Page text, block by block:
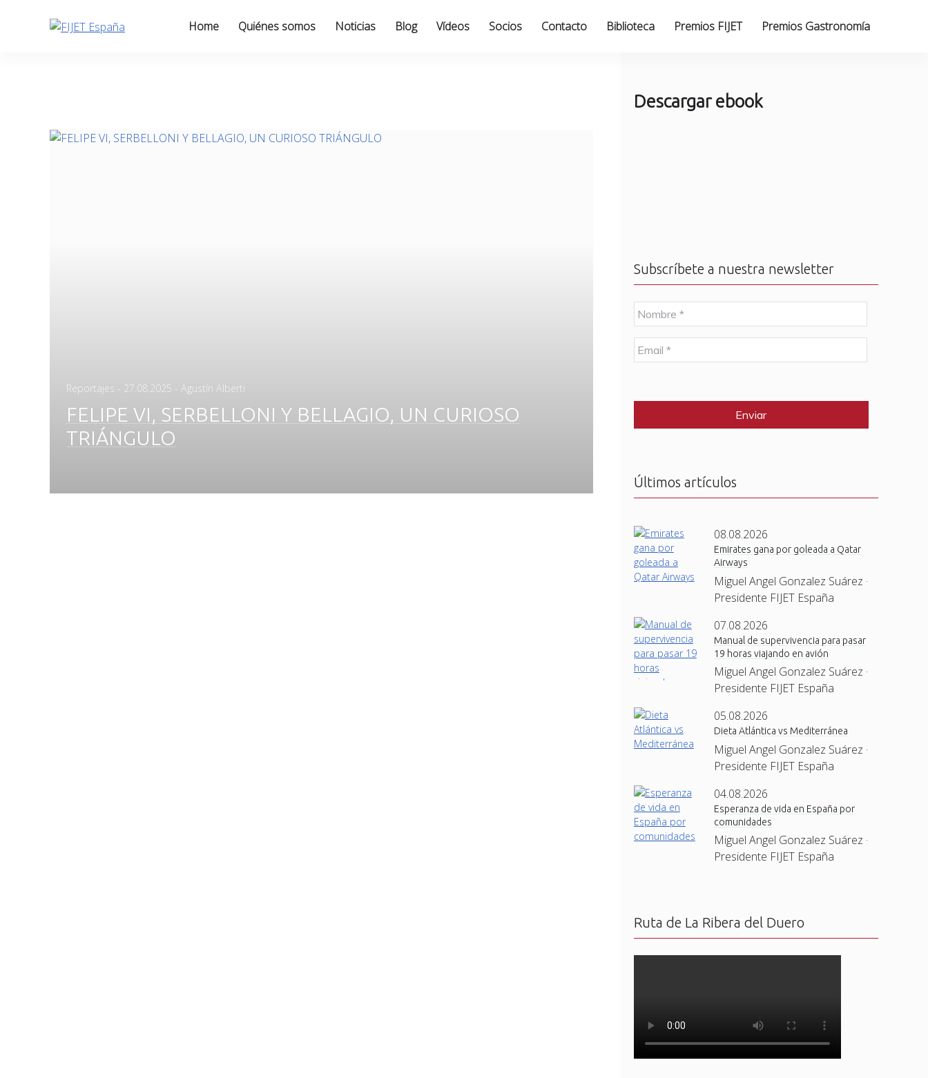
Home Quiénes somos Noticias Blog Vídeos Socios Contacto Biblioteca Premios FIJET Premios Gastronomía
Reportajes - Posted
27.08.2025 - Agustín Alberti
FELIPE VI, SERBELLONI Y BELLAGIO, UN CURIOSO
TRIÁNGULO
Descargar ebook
Subscríbete a nuestra newsletter
N
o
m
b
r
E
m
l
Últimos artículos
08.08.2026
Emirates gana por goleada a Qatar
Airways
Miguel Angel Gonzalez Suárez ·
Presidente FIJET España
07.08.2026
Manual de supervivencia para pasar
19 horas viajando en avión
Miguel Angel Gonzalez Suárez ·
Presidente FIJET España
05.08.2026
Dieta Atlántica vs Mediterránea
Miguel Angel Gonzalez Suárez ·
Presidente FIJET España
04.08.2026
Esperanza de vida en España por
comunidades
Miguel Angel Gonzalez Suárez ·
Presidente FIJET España
Ruta de La Ribera del Duero